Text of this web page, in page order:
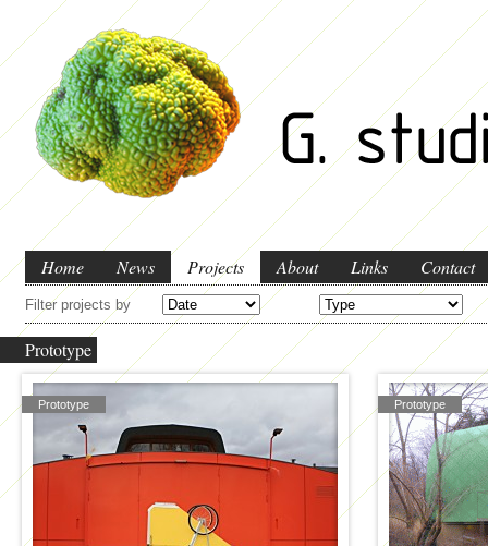
Home News Projects About Links Contact
Filter projects by
Prototype
Prototype Prototype